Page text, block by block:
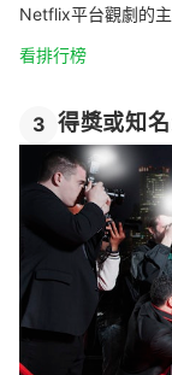
Netflix平台觀劇的
看排行榜
3 得獎或知